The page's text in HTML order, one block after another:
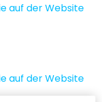
auf der Website
auf der Website